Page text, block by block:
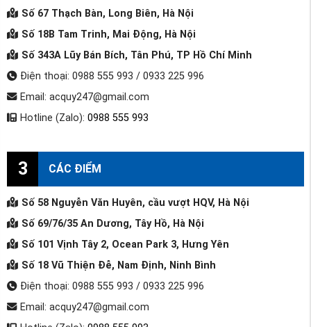
Số 67 Thạch Bàn, Long Biên, Hà Nội
Số 18B Tam Trinh, Mai Động, Hà Nội
Số 343A Lũy Bán Bích, Tân Phú, TP Hồ Chí Minh
Điện thoại: 0988 555 993 / 0933 225 996
Email: acquy247@gmail.com
Hotline (Zalo): 0988 555 993
3 CÁC ĐIỂM
Số 58 Nguyễn Văn Huyên, cầu vượt HQV, Hà Nội
Số 69/76/35 An Dương, Tây Hồ, Hà Nội
Số 101 Vịnh Tây 2, Ocean Park 3, Hưng Yên
Số 18 Vũ Thiện Đễ, Nam Định, Ninh Bình
Điện thoại: 0988 555 993 / 0933 225 996
Email: acquy247@gmail.com